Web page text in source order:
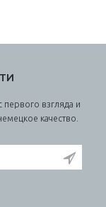
первого взгляда и
качество.